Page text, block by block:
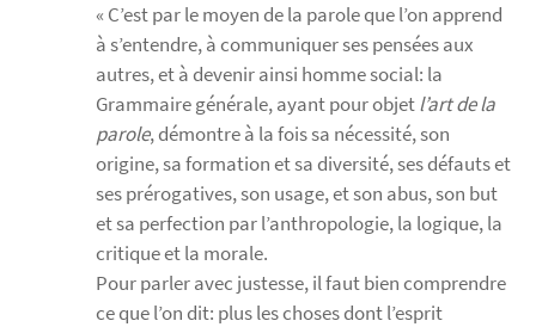
« C’est par le moyen de la parole que l’on apprend
à s’entendre, à communiquer ses pensées aux
autres, et à devenir ainsi homme social: la
Grammaire générale, ayant pour objetl’art de la
parole, démontre à la fois sa nécessité, son
origine, sa formation et sa diversité, ses défauts et
ses prérogatives, son usage, et son abus, son but
et sa perfection par l’anthropologie, la logique, la
critique et la morale.
Pour parler avec justesse, il faut bien comprendre
ce que l’on dit: plus les choses dont l’esprit